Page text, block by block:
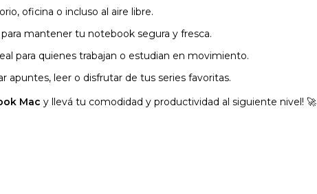
oficina o incluso al aire libre.
mantener tu notebook segura y fresca.
para quienes trabajan o estudian en movimiento.
apuntes, leer o disfrutar de tus series favoritas.
Mac y llevá tu comodidad y productividad al siguiente nivel! 🚀